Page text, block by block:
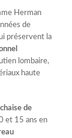
Herman
de
préservent la
lombaire,
haute
chaise de
et 15 ans en